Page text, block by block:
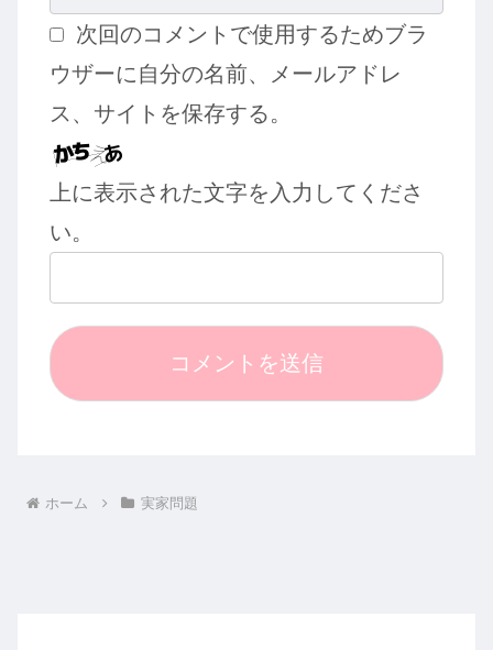
次回のコメントで使用するためブラ
ウザーに自分の名前、メールアドレ
ス、サイトを保存する。
上に表示された文字を入力してくださ
い。
ホーム 実家問題